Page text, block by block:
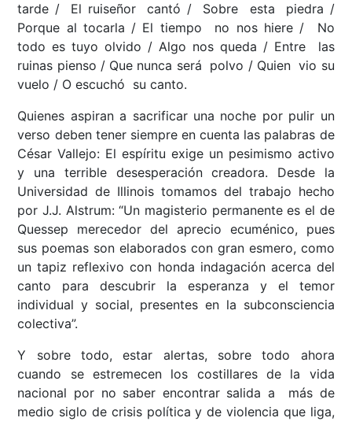
tarde / El ruiseñor cantó / Sobre esta piedra /
Porque al tocarla / El tiempo no nos hiere / No
todo es tuyo olvido / Algo nos queda / Entre las
ruinas pienso / Que nunca será polvo / Quien vio su
vuelo / O escuchó su canto.
Quienes aspiran a sacrificar una noche por pulir un
verso deben tener siempre en cuenta las palabras de
César Vallejo: El espíritu exige un pesimismo activo
y una terrible desesperación creadora. Desde la
Universidad de Illinois tomamos del trabajo hecho
por J.J. Alstrum: “Un magisterio permanente es el de
Quessep merecedor del aprecio ecuménico, pues
sus poemas son elaborados con gran esmero, como
un tapiz reflexivo con honda indagación acerca del
canto para descubrir la esperanza y el temor
individual y social, presentes en la subconsciencia
colectiva”.
Y sobre todo, estar alertas, sobre todo ahora
cuando se estremecen los costillares de la vida
nacional por no saber encontrar salida a más de
medio siglo de crisis política y de violencia que liga,